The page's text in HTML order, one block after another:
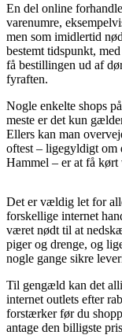
En del online
varenumre,
men som imidlertid
bestemt tidspunkt,
få bestillingen ud af
fyraften.
Nogle enkelte shops
meste er det kun
Ellers kan man
oftest – ligegyldigt om
Hammel – er at få kørt
Det er vældig let for
forskellige internet
været nødt til at
piger og drenge, og
nogle gange sikre
Til gengæld kan det
internet outlets efter
forstærker før du
antage den billigste